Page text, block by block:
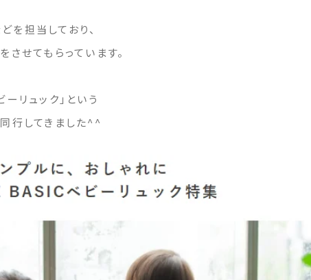
担当しており、
せてもらっています。
リュック」という
行してきました^^